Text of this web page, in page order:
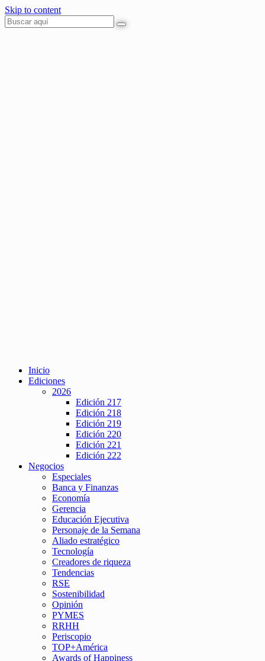
Skip to content
Inicio
Ediciones
2026
Edición 217
Edición 218
Edición 219
Edición 220
Edición 221
Edición 222
Negocios
Especiales
Banca y Finanzas
Economía
Gerencia
Educación Ejecutiva
Personaje de la Semana
Aliado estratégico
Tecnología
Creadores de riqueza
Tendencias
RSE
Sostenibilidad
Opinión
PYMES
RRHH
Periscopio
TOP+América
Awards of Happiness